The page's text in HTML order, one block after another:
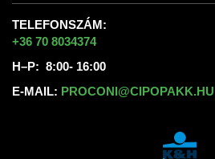
TELEFONSZÁM:
+36 70 8034374
H–P: 8:00- 16:00
E-MAIL: PROCONI@CIPOPAKK.HU